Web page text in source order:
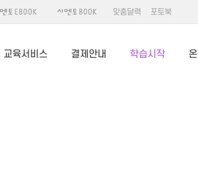
맞춤달력 포토북
교육서비스 결제안내 학습시작